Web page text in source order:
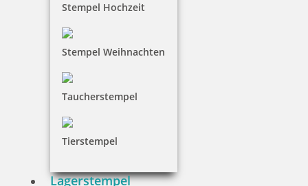
Stempel Hochzeit
Stempel Weihnachten
Taucherstempel
Tierstempel
Lagerstempel